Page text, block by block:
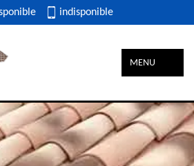
indisponible
MENU